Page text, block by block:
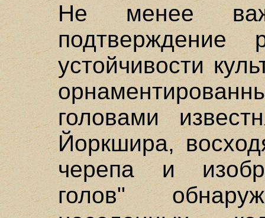
Не менее
подтверждение
устойчивости
головами
Йоркшира,
черепа и
голов"